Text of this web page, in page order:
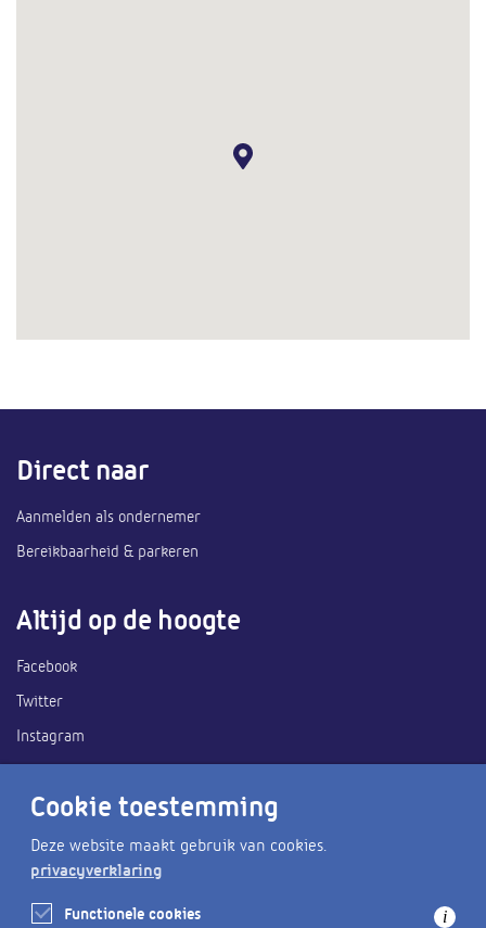
Direct naar
Aanmelden als ondernemer
Bereikbaarheid & parkeren
Altijd op de hoogte
Facebook
Twitter
Instagram
Ook handig
Heemskerk Zee van tijd
Gemeente Heemskerk
Wat is er te doen?
Cookie toestemming
Deze website maakt gebruik van cookies.
privacyverklaring
Functionele cookies i